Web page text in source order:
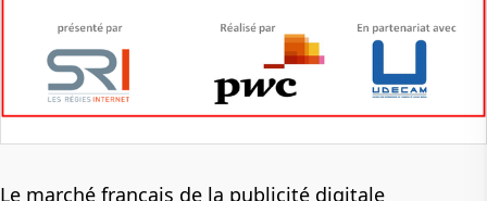
Le marché français de la publicité digitale